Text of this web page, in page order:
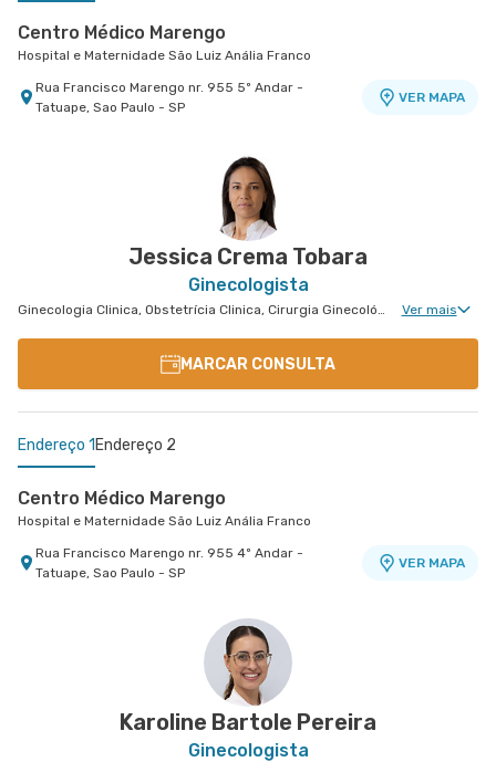
Centro Médico Marengo
Hospital e Maternidade São Luiz Anália Franco
Rua Francisco Marengo nr. 955 5º Andar -
Tatuape, Sao Paulo - SP
VER MAPA
Hospital e Maternidade São Luiz São Caetano
Alameda Caulim nr. 115 1° Andar - Ceramica, Sao
Jessica Crema Tobara
Ginecologista
Ginecologia Clinica, Obstetrícia Clinica, Cirurgia Ginecológica, Ginecologia Endócrina, Núcleo de Endometriose, Cirurgia Oncológica Ginecológica, Cirurgia Robótica Ginecológica, Ginecologia Oncológica, Miomatose Uterina(Miomas), Ginecologia Videohisteroscopia Ver mais
MARCAR CONSULTA
Endereço 1 Endereço 2
Centro Médico Marengo
Hospital e Maternidade São Luiz Anália Franco
Rua Francisco Marengo nr. 955 4º Andar -
Tatuape, Sao Paulo - SP
VER MAPA
Avenida Joao Barreto de Menezes nr. 677 - Vila
Santa Catarina, Sao Paulo - SP
Karoline Bartole Pereira
Ginecologista